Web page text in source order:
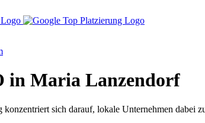
in Maria Lanzendorf
konzentriert sich darauf, lokale Unternehmen